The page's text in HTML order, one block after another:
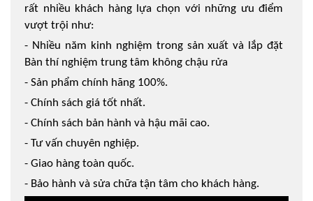
rất nhiều khách hàng lựa chọn với những ưu điểm
vượt trội như:
- Nhiều năm kinh nghiệm trong sản xuất và lắp đặt
Bàn thí nghiệm trung tâm không chậu rửa
- Sản phẩm chính hãng 100%.
- Chính sách giá tốt nhất.
- Chính sách bản hành và hậu mãi cao.
- Tư vấn chuyên nghiệp.
- Giao hàng toàn quốc.
- Bảo hành và sửa chữa tận tâm cho khách hàng.